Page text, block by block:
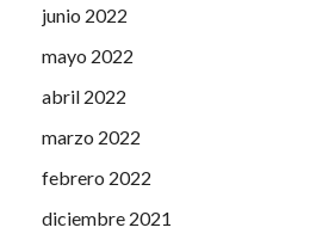
junio 2022
mayo 2022
abril 2022
marzo 2022
febrero 2022
diciembre 2021